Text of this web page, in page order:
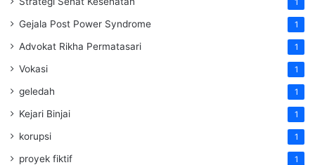
1
Gejala Post Power Syndrome 1
Advokat Rikha Permatasari 1
Vokasi 1
geledah 1
Kejari Binjai 1
korupsi 1
proyek fiktif 1